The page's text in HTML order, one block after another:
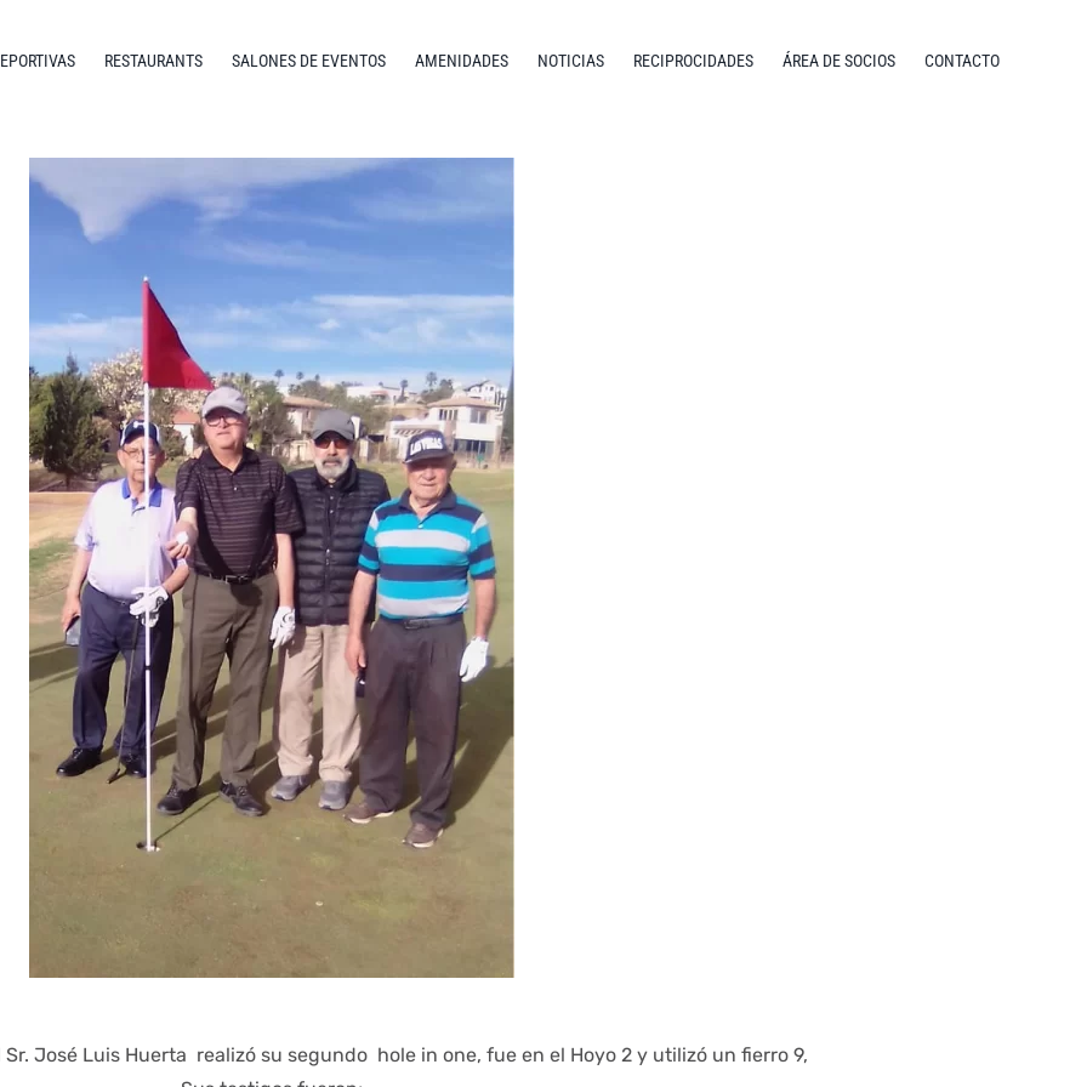
RESTAURANTS SALONES DE EVENTOS AMENIDADES NOTICIAS RECIPROCIDADES ÁREA DE SOCIOS CONTACTO
Sr. José Luis Huerta realizó su segundo hole in one, fue en el Hoyo 2 y utilizó un fierro 9,